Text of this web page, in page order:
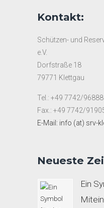
Kontakt:
Schützen- und
e.V.
Dorfstraße 18
79771 Klettgau
Tel.: +49 7742/96888
Fax.: +49 7742/
E-Mail: info (at) srv-
Neueste
Ein